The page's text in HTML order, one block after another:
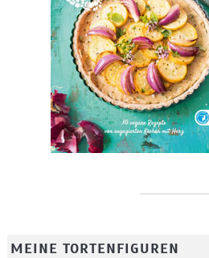
MEINE TORTENFIGUREN